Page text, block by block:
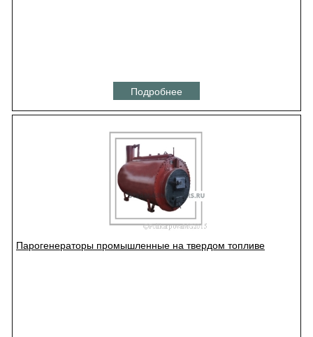
Подробнее
Парогенераторы промышленные на твердом топливе